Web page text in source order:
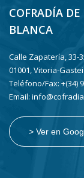
COFRADÍA
BLANCA
Calle Zapatería, 33-
01001, Vitoria-
Teléfono/Fax: +(34)
Email:
> Ver en